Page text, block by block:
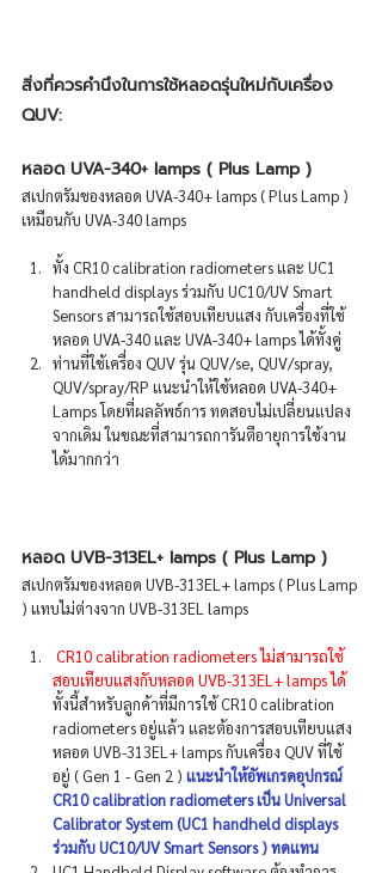
สิ่งที่ควรคำนึงในการใช้หลอดรุ่นใหม่กับเครื่อง
QUV:
หลอด UVA-340+ lamps ( Plus Lamp )
สเปกตรัมของหลอด UVA-340+ lamps ( Plus Lamp )
เหมือนกับ UVA-340 lamps
ทั้ง CR10 calibration radiometers และ UC1
handheld displays ร่วมกับ UC10/UV Smart
Sensors สามารถใช้สอบเทียบแสง กับเครื่องที่ใช้
หลอด UVA-340 และ UVA-340+ lamps ได้ทั้งคู่
ท่านที่ใช้เครื่อง QUV รุ่น QUV/se, QUV/spray,
QUV/spray/RP แนะนําให้ใช้หลอด UVA-340+
Lamps โดยที่ผลลัพธ์การ ทดสอบไม่เปลี่ยนแปลง
จากเดิม ในขณะที่สามารถการันตีอายุการใช้งาน
ได้มากกว่า
หลอด UVB-313EL+ lamps ( Plus Lamp )
สเปกตรัมของหลอด UVB-313EL+ lamps ( Plus Lamp
) แทบไม่ต่างจาก UVB-313EL lamps
CR10 calibration radiometers ไม่สามารถใช้
สอบเทียบแสงกับหลอด UVB-313EL+ lamps ได้
ทั้งนี้สําหรับลูกค้าที่มีการใช้ CR10 calibration
radiometers อยู่แล้ว และต้องการสอบเทียบแสง
หลอด UVB-313EL+ lamps กับเครื่อง QUV ที่ใช้
อยู่ ( Gen 1 - Gen 2 ) แนะนําให้อัพเกรดอุปกรณ์
CR10 calibration radiometers เป็น Universal
Calibrator System (UC1 handheld displays
ร่วมกับ UC10/UV Smart Sensors ) ทดแทน